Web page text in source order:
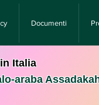
Documenti
Italia
araba